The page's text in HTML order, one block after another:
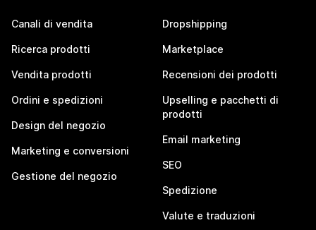
Canali di vendita
Ricerca prodotti
Vendita prodotti
Ordini e spedizioni
Design del negozio
Marketing e conversioni
Gestione del negozio
Dropshipping
Marketplace
Recensioni dei prodotti
Upselling e pacchetti di
prodotti
Email marketing
SEO
Spedizione
Valute e traduzioni